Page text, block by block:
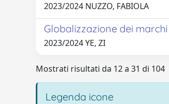
2023/2024 NUZZO, FABIOLA
Globalizzazione dei
2023/2024 YE, ZI
Mostrati risultati da 12 a 31 di 104
Legenda icone